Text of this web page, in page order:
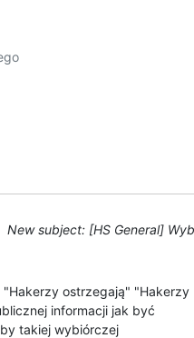
New subject: [HS General]
ostrzegają" "Hakerzy
informacji jak być
takiej wybiórczej